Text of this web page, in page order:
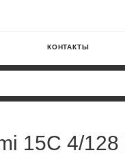
КОНТАКТЫ
15C 4/